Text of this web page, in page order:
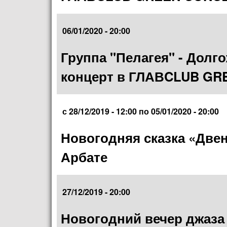
06/01/2020 - 20:00
Группа "Пелагея" -
концерт в ГЛАВCLUB
с28/12/2019 - 12:00 по05/01/2020 - 20:00
Новогодняя сказка
Арбате
27/12/2019 - 20:00
Новогодний вечер